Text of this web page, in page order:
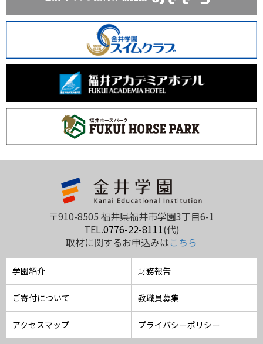
〒910-8505 福井県福井市学園3丁目6-1
TEL.0776-22-8111(代)
取材に関するお申込みはこちら
学園紹介 財務報告
ご寄付について 教職員募集
アクセスマップ プライバシーポリシー